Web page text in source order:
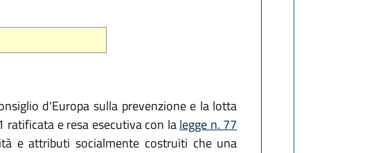
d'Europa sulla prevenzione e la lotta
e resa esecutiva con lalegge n. 77
e attributi socialmente costruiti che una